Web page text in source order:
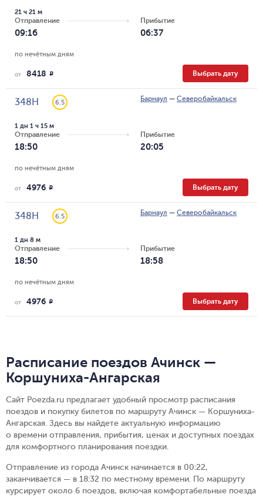
Отправление
09:16
21 ч 21 м
Прибытие
06:37
по нечётным дням
от 8418 R Выбрать дату
348Н 6.5 Барнаул — Северобайкальск
Отправление
18:50
1 дн 1 ч 15 м
Прибытие
20:05
по нечётным дням
от 4976 R Выбрать дату
348Н 6.5 Барнаул — Северобайкальск
Отправление
18:50
1 дн 8 м
Прибытие
18:58
по нечётным дням
от 4976 R Выбрать дату
Расписание поездов Ачинск —
Коршуниха-Ангарская
Сайт Poezda.ru предлагает удобный просмотр расписания
поездов и покупку билетов по маршруту Ачинск — Коршуниха-
Ангарская. Здесь вы найдете актуальную информацию
о времени отправления, прибытия, ценах и доступных поездах
для комфортного планирования поездки.
Отправление из города Ачинск начинается в 00:22,
заканчивается — в 18:32 по местному времени. По маршруту
курсирует около 6 поездов, включая комфортабельные поезда